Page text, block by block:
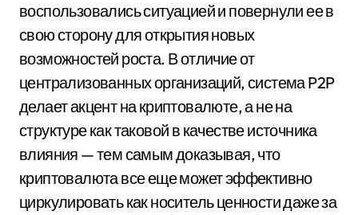
воспользовались ситуацией и повернули ее в
свою сторону для открытия новых
возможностей роста. В отличие от
централизованных организаций, система P2P
делает акцент на криптовалюте, а не на
структуре как таковой в качестве источника
влияния — тем самым доказывая, что
криптовалюта все еще может эффективно
циркулировать как носитель ценности даже за